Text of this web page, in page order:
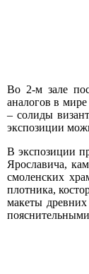
Во 2-м зале
аналогов в
– солиды
экспозиции
В экспозиции
Ярославича,
смоленских
плотника,
макеты